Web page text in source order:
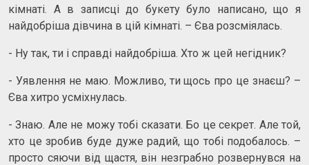
кімнаті. А в записці до букету було написано, що я
найдобріша дівчина в цій кімнаті. – Єва розсміялась.
- Ну так, ти і справді найдобріша. Хто ж цей негідник?
- Уявлення не маю. Можливо, ти щось про це знаєш? –
Єва хитро усміхнулась.
- Знаю. Але не можу тобі сказати. Бо це секрет. Але той,
хто це зробив буде дуже радий, що тобі подобалось. –
просто сяючи від щастя, він незграбно розвернувся на